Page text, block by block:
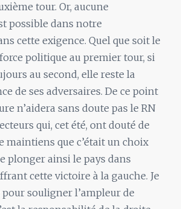
tour. Or, aucune
possible dans notre
cette exigence. Quel que soit le
politique au premier tour, si
au second, elle reste la
de ses adversaires. De ce point
n’aidera sans doute pas le RN
qui, cet été, ont douté de
maintiens que c’était un choix
plonger ainsi le pays dans
cette victoire à la gauche. Je
pour souligner l’ampleur de